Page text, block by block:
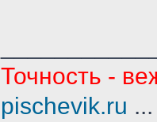
Точность -
pischevik.ru